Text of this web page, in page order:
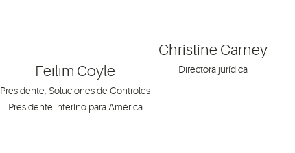
Feilim Coyle
Presidente, Soluciones de Controles
Presidente interino para América
Christine Carney
Directora jurídica